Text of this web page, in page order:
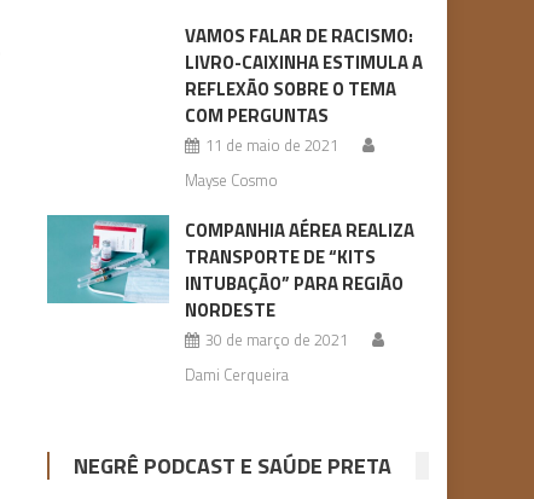
VAMOS FALAR DE RACISMO:
LIVRO-CAIXINHA ESTIMULA A
REFLEXÃO SOBRE O TEMA
COM PERGUNTAS
11 de maio de 2021
Mayse Cosmo
COMPANHIA AÉREA REALIZA
TRANSPORTE DE “KITS
INTUBAÇÃO” PARA REGIÃO
NORDESTE
30 de março de 2021
Dami Cerqueira
NEGRÊ PODCAST E SAÚDE PRETA